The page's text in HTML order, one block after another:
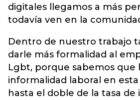
digitales llegamos a más
todavía ven en la
Dentro de nuestro trabajo
darle más formalidad al
Lgbt, porque sabemos que
informalidad laboral en
hasta el doble de la tasa de